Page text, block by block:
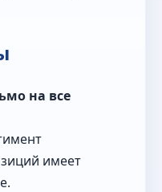
на все
имеет